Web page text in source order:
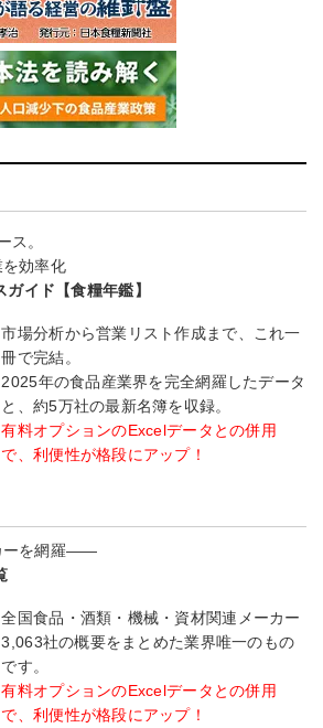
ス。
効率化
イド【食糧年鑑】
市場分析から営業リスト作成まで、これ一
冊で完結。
2025年の食品産業界を完全網羅したデータ
と、約5万社の最新名簿を収録。
有料オプションのExcelデータとの併用
で、利便性が格段にアップ！
ーを網羅――
全国食品・酒類・機械・資材関連メーカー
3,063社の概要をまとめた業界唯一のもの
です。
有料オプションのExcelデータとの併用
で、利便性が格段にアップ！